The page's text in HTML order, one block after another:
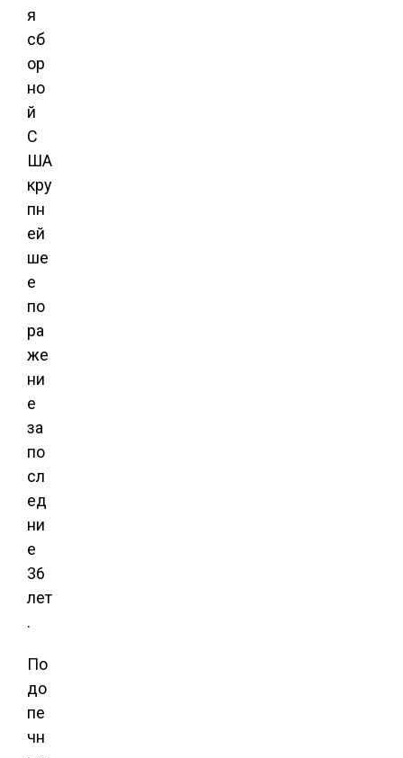
я
сб
ор
но
й
С
ША
кру
пн
ей
ше
е
по
ра
же
ни
е
за
по
сл
ед
ни
е
36
лет
.
По
до
пе
чн